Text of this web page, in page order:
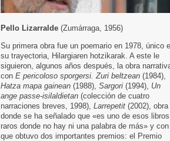
Pello Lizarralde (Zumárraga, 1956)
Su primera obra fue un poemario en 1978, único
su trayectoria, Hilargiaren hotzikarak. A este le
siguieron, algunos años después, la obra
con E pericoloso sporgersi. Zuri beltzean (1984),
Hatza mapa gainean (1988), Sargori (1994), Un
ange passe-isilaldietan (colección de cuatro
narraciones breves, 1998), Larrepetit (2002), obra
donde se ha señalado que «es uno de esos libros
raros donde no hay ni una palabra de más» y
que obtuvo dos importantes premios: el Premio